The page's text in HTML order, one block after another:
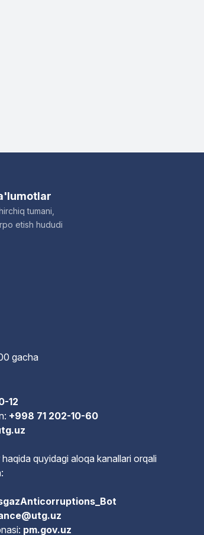
tumani,
etish hududi
gacha
12
+998 71 202-10-60
quyidagi aloqa kanallari orqali
pm.gov.uz